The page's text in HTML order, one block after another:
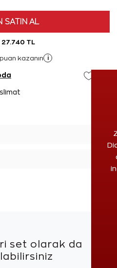
SATIN AL
TL
puan kazanın i
set olarak da